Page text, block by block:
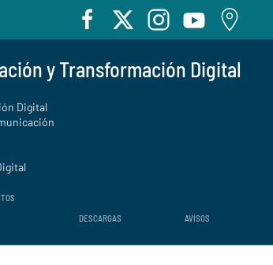
y Transformación Digital
Digital
DESCARGAS AVISOS